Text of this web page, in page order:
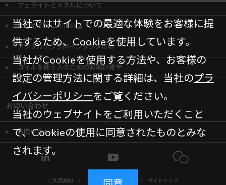
当社ではサイトでの最適な体験をお客様に提
供するため、Cookieを使用しています。
当社がCookieを使用する方法や、お客様の
設定の管理方法に関する詳細は、当社のプラ
イバシーポリシーをご覧ください。
当社のウェブサイトをご利用いただくこと
で、Cookieの使用に同意されたものとみな
されます。
フェライトとメタルについて
はじめてのコイルの話
デジタルアンプ用インダクタの話
コイルを使う人のためのお助け雑学
お問い合わせ
お問い合わせ
ご利用規約 / プライバシーポリシー / サイトマップ